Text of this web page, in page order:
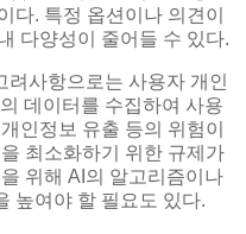
다. 특정 옵션이나 의견이
다양성이 줄어들 수 있다.
사항으로는 사용자 개인
데이터를 수집하여 사용
인정보 유출 등의 위험이
최소화하기 위한 규제가
위해 AI의 알고리즘이나
높여야 할 필요도 있다.